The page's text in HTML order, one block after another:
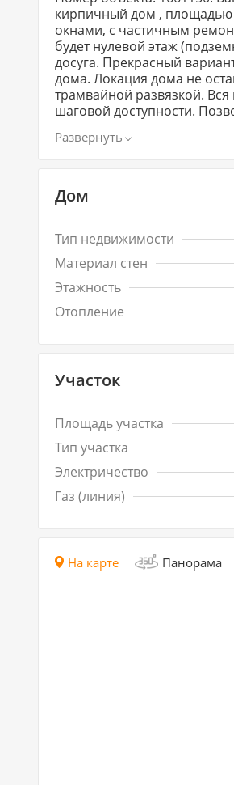
кирпичный дом , площадью
окнами, с частичным
будет нулевой этаж
досуга. Прекрасный
дома. Локация дома не
трамвайной развязкой.
шаговой доступности.
Предложение ограничено
Дом
Тип недвижимости
Материал стен
Этажность
Отопление
Участок
Площадь участка
Тип участка
Электричество
Газ (линия)
На карте Панорама